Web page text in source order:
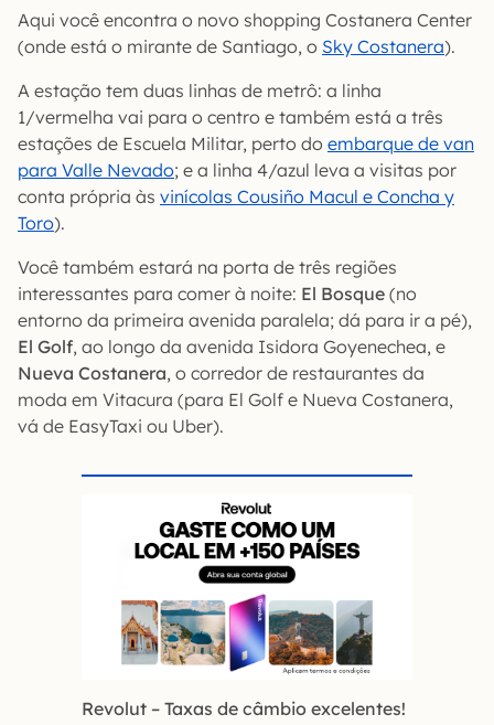
Aqui você encontra o novo shopping Costanera Center
(onde está o mirante de Santiago, o Sky Costanera).
A estação tem duas linhas de metrô: a linha
1/vermelha vai para o centro e também está a três
estações de Escuela Militar, perto do embarque de van
para Valle Nevado; e a linha 4/azul leva a visitas por
conta própria às vinícolas Cousiño Macul e Concha y
Toro).
Você também estará na porta de três regiões
interessantes para comer à noite: El Bosque (no
entorno da primeira avenida paralela; dá para ir a pé),
El Golf, ao longo da avenida Isidora Goyenechea, e
Nueva Costanera, o corredor de restaurantes da
moda em Vitacura (para El Golf e Nueva Costanera,
vá de EasyTaxi ou Uber).
Revolut – Taxas de câmbio excelentes!